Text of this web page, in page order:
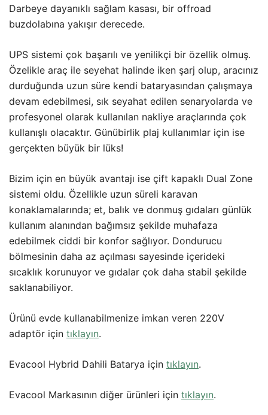
Darbeye dayanıklı sağlam kasası, bir offroad
buzdolabına yakışır derecede.
UPS sistemi çok başarılı ve yenilikçi bir özellik olmuş.
Özelikle araç ile seyehat halinde iken şarj olup, aracınız
durduğunda uzun süre kendi bataryasından çalışmaya
devam edebilmesi, sık seyahat edilen senaryolarda ve
profesyonel olarak kullanılan nakliye araçlarında çok
kullanışlı olacaktır. Günübirlik plaj kullanımlar için ise
gerçekten büyük bir lüks!
Bizim için en büyük avantajı ise çift kapaklı Dual Zone
sistemi oldu. Özellikle uzun süreli karavan
konaklamalarında; et, balık ve donmuş gıdaları günlük
kullanım alanından bağımsız şekilde muhafaza
edebilmek ciddi bir konfor sağlıyor. Dondurucu
bölmesinin daha az açılması sayesinde içerideki
sıcaklık korunuyor ve gıdalar çok daha stabil şekilde
saklanabiliyor.
Ürünü evde kullanabilmenize imkan veren 220V
adaptör için tıklayın.
Evacool Hybrid Dahili Batarya için tıklayın.
Evacool Markasının diğer ürünleri için tıklayın.